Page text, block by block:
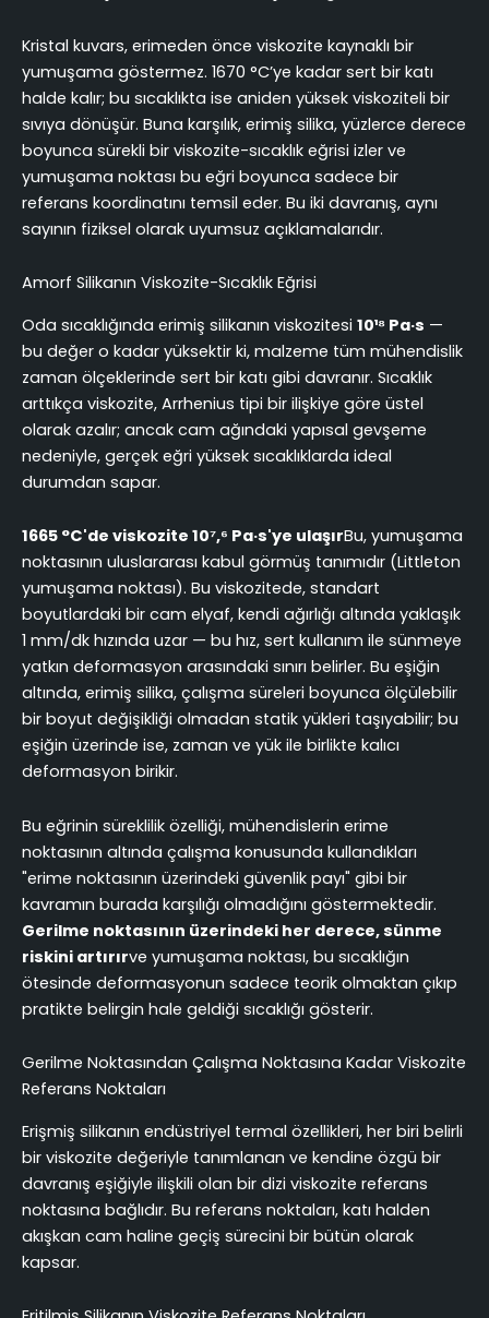
Kristal kuvars, erimeden önce viskozite kaynaklı bir
yumuşama göstermez. 1670 °C’ye kadar sert bir katı
halde kalır; bu sıcaklıkta ise aniden yüksek viskoziteli bir
sıvıya dönüşür. Buna karşılık, erimiş silika, yüzlerce derece
boyunca sürekli bir viskozite-sıcaklık eğrisi izler ve
yumuşama noktası bu eğri boyunca sadece bir
referans koordinatını temsil eder. Bu iki davranış, aynı
sayının fiziksel olarak uyumsuz açıklamalarıdır.
Amorf Silikanın Viskozite-Sıcaklık Eğrisi
Oda sıcaklığında erimiş silikanın viskozitesi 10¹⁸ Pa·s —
bu değer o kadar yüksektir ki, malzeme tüm mühendislik
zaman ölçeklerinde sert bir katı gibi davranır. Sıcaklık
arttıkça viskozite, Arrhenius tipi bir ilişkiye göre üstel
olarak azalır; ancak cam ağındaki yapısal gevşeme
nedeniyle, gerçek eğri yüksek sıcaklıklarda ideal
durumdan sapar.
1665 °C'de viskozite 10⁷,⁶ Pa·s'ye ulaşırBu, yumuşama
noktasının uluslararası kabul görmüş tanımıdır (Littleton
yumuşama noktası). Bu viskozitede, standart
boyutlardaki bir cam elyaf, kendi ağırlığı altında yaklaşık
1 mm/dk hızında uzar — bu hız, sert kullanım ile sünmeye
yatkın deformasyon arasındaki sınırı belirler. Bu eşiğin
altında, erimiş silika, çalışma süreleri boyunca ölçülebilir
bir boyut değişikliği olmadan statik yükleri taşıyabilir; bu
eşiğin üzerinde ise, zaman ve yük ile birlikte kalıcı
deformasyon birikir.
Bu eğrinin süreklilik özelliği, mühendislerin erime
noktasının altında çalışma konusunda kullandıkları
"erime noktasının üzerindeki güvenlik payı" gibi bir
kavramın burada karşılığı olmadığını göstermektedir.
Gerilme noktasının üzerindeki her derece, sünme
riskini artırırve yumuşama noktası, bu sıcaklığın
ötesinde deformasyonun sadece teorik olmaktan çıkıp
pratikte belirgin hale geldiği sıcaklığı gösterir.
Gerilme Noktasından Çalışma Noktasına Kadar Viskozite
Referans Noktaları
Erişmiş silikanın endüstriyel termal özellikleri, her biri belirli
bir viskozite değeriyle tanımlanan ve kendine özgü bir
davranış eşiğiyle ilişkili olan bir dizi viskozite referans
noktasına bağlıdır. Bu referans noktaları, katı halden
akışkan cam haline geçiş sürecini bir bütün olarak
kapsar.